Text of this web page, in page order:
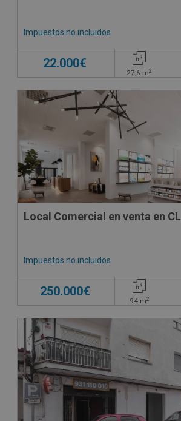
Impuestos no incluidos
22.000€
27,6 m2
Local Comercial en venta en CL
Impuestos no incluidos
250.000€
94 m2